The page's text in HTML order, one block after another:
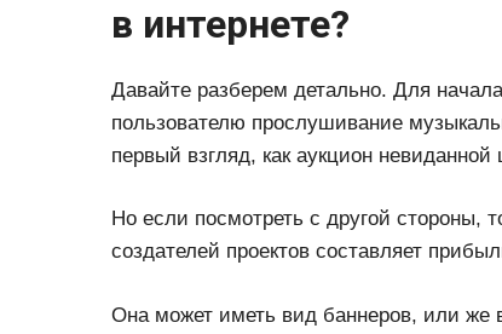
в интернете?
Давайте разберем детально. Для
пользователю прослушивание
первый взгляд, как аукцион
Но если посмотреть с другой стороны,
создателей проектов составляет
Она может иметь вид баннеров, или же